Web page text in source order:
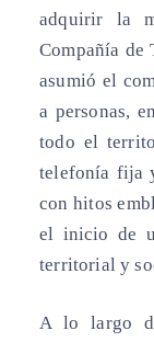
adquirir la
Compañía de
asumió el
a personas,
todo el
telefonía fija
con hitos
el inicio de
territorial y
A lo largo